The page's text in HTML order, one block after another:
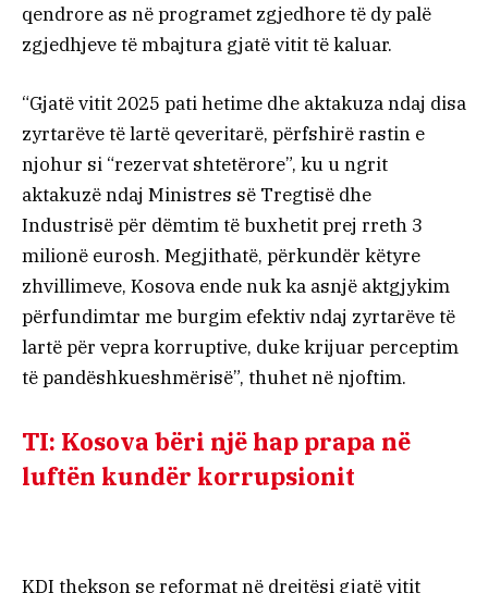
qendrore as në programet zgjedhore të dy palë
zgjedhjeve të mbajtura gjatë vitit të kaluar.
“Gjatë vitit 2025 pati hetime dhe aktakuza ndaj disa
zyrtarëve të lartë qeveritarë, përfshirë rastin e
njohur si “rezervat shtetërore”, ku u ngrit
aktakuzë ndaj Ministres së Tregtisë dhe
Industrisë për dëmtim të buxhetit prej rreth 3
milionë eurosh. Megjithatë, përkundër këtyre
zhvillimeve, Kosova ende nuk ka asnjë aktgjykim
përfundimtar me burgim efektiv ndaj zyrtarëve të
lartë për vepra korruptive, duke krijuar perceptim
të pandëshkueshmërisë”, thuhet në njoftim.
TI: Kosova bëri një hap prapa në
luftën kundër korrupsionit
KDI thekson se reformat në drejtësi gjatë vitit